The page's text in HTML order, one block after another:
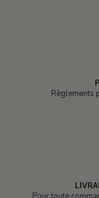
Règlements